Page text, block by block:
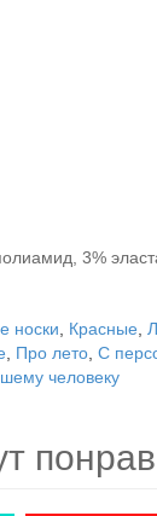
3%
носки Красные
Про лето С
человеку